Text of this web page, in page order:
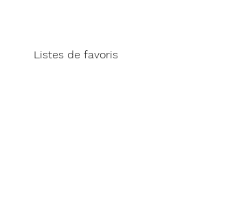
Listes de favoris